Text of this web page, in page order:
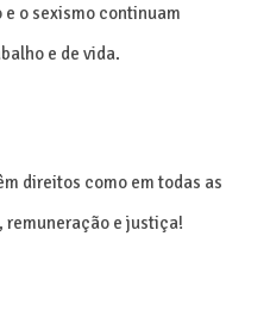
o sexismo continuam
e de vida.
direitos como em todas as
remuneração e justiça!